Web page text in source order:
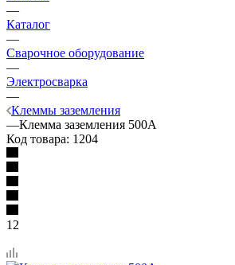
—
Каталог
—
Сварочное оборудование
—
Электросварка
—
Клеммы заземления
—Клемма заземления 500А
Код товара: 1204
12